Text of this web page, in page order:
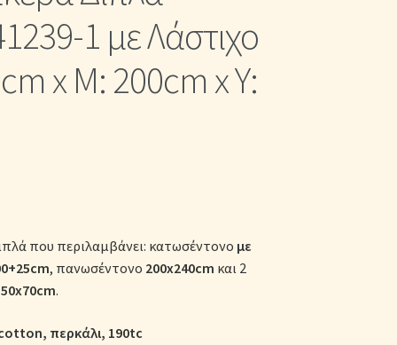
1 με Λάστιχο
x Μ: 200cm x Υ:
που περιλαμβάνει: κατωσέντονο με
, πανωσέντονο 200x240cm και 2
50x70cm.
περκάλι, 190tc